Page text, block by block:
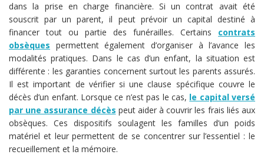
dans la prise en charge financière. Si un contrat avait été
souscrit par un parent, il peut prévoir un capital destiné à
financer tout ou partie des funérailles. Certains contrats
obsèques permettent également d’organiser à l’avance les
modalités pratiques. Dans le cas d’un enfant, la situation est
différente : les garanties concernent surtout les parents assurés.
Il est important de vérifier si une clause spécifique couvre le
décès d’un enfant. Lorsque ce n’est pas le cas, le capital versé
par une assurance décès peut aider à couvrir les frais liés aux
obsèques. Ces dispositifs soulagent les familles d’un poids
matériel et leur permettent de se concentrer sur l’essentiel : le
recueillement et la mémoire.